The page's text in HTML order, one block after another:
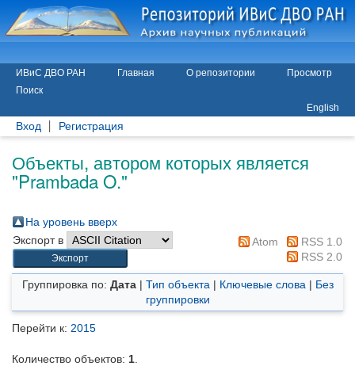
ИВиС ДВО РАН Главная О репозитории
Просмотр
Поиск
English
Вход Регистрация
Объекты, автором которых является
"Prambada O."
На уровень вверх
Экспорт в
Atom
RSS 1.0
RSS 2.0
Группировка по: Дата| Тип объекта | Ключевые слова | Без
группировки
Перейти к: 2015
Количество объектов: 1